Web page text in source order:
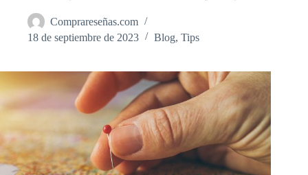
Comprareseñas.com
18 de septiembre de 2023
Blog, Tips